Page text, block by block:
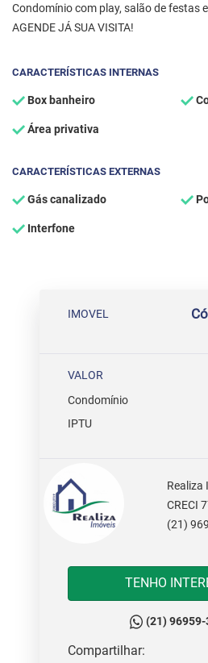
Condomínio com play, salão de festas
AGENDE JÁ SUA VISITA!
CARACTERÍSTICAS INTERNAS
Box banheiro
Área privativa
CARACTERÍSTICAS EXTERNAS
Gás canalizado
Interfone
IMOVEL
VALOR
Condomínio
IPTU
Realiza
CRECI
(21)
TENHO
(21)
Compartilhar: